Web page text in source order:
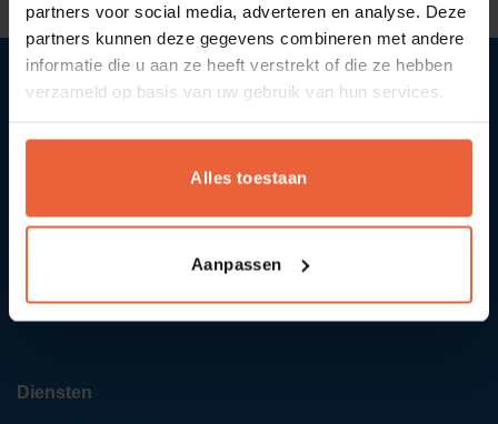
partners voor social media, adverteren en analyse. Deze
partners kunnen deze gegevens combineren met andere
informatie die u aan ze heeft verstrekt of die ze hebben
verzameld op basis van uw gebruik van hun services.
Alles toestaan
Aanpassen
Diensten